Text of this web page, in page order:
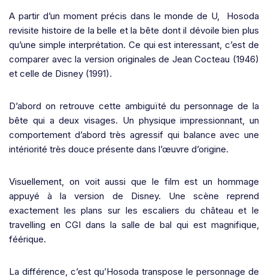
A partir d’un moment précis dans le monde de U,
Hosoda
revisite histoire de la belle et la bête dont il dévoile bien plus
qu’une simple interprétation. Ce qui est interessant, c’est de
comparer avec la version originales de Jean Cocteau (1946)
et celle de Disney (1991).
D’abord on retrouve cette ambiguïté du personnage de la
bête qui a deux visages. Un physique impressionnant, un
comportement d’abord très agressif qui balance avec une
intériorité très douce présente dans l’œuvre d’origine.
Visuellement, on voit aussi que le film est un hommage
appuyé à la version de Disney. Une scène reprend
exactement les plans sur les escaliers du château et le
travelling en CGI dans la salle de bal qui est magnifique,
féérique.
La différence, c’est qu’Hosoda transpose le personnage de